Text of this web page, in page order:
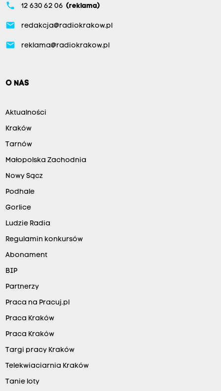
phone 12 630 62 06 (reklama)
email redakcja@radiokrakow.pl
email reklama@radiokrakow.pl
O NAS
Aktualności
Kraków
Tarnów
Małopolska Zachodnia
Nowy Sącz
Podhale
Gorlice
Ludzie Radia
Regulamin konkursów
Abonament
BIP
Partnerzy
Praca na Pracuj.pl
Praca Kraków
Praca Kraków
Targi pracy Kraków
Telekwiaciarnia Kraków
Tanie loty